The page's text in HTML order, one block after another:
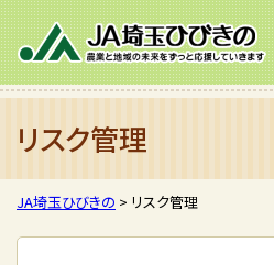
リスク管理
JA埼玉ひびきの > リスク管理